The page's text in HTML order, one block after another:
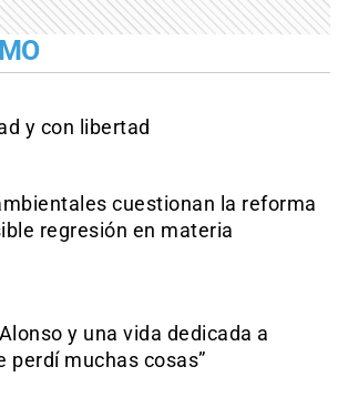
y con libertad
cuestionan la reforma
regresión en materia
y una vida dedicada a
perdí muchas cosas”